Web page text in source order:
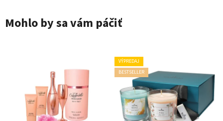
Mohlo by sa vám páčiť
VÝPREDAJ
BESTSELLER